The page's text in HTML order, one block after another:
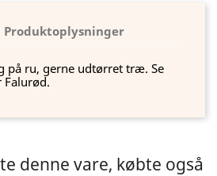
Produktoplysninger
på ru, gerne udtørret træ. Se
Falurød.
denne vare, købte også